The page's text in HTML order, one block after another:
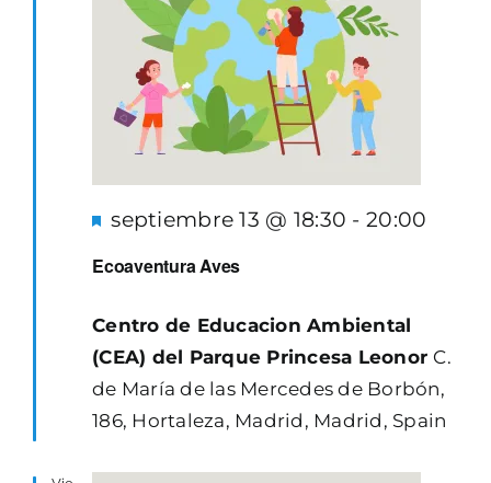
Ecoaventura Aves
Destacado
septiembre 13 @ 18:30 -20:00
Centro de Educacion Ambiental
(CEA) del Parque Princesa Leonor C.
de María de las Mercedes de Borbón,
186, Hortaleza, Madrid, Madrid, Spain